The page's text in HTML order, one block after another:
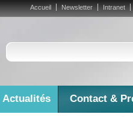
Accueil Newsletter Intranet
Actualités Contact &